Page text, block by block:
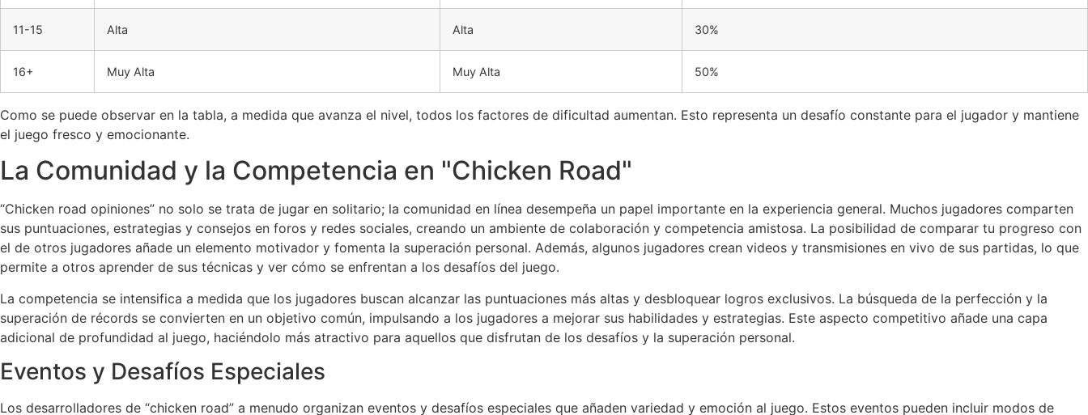
11-15 Alta Alta 30%
16+ Muy Alta Muy Alta 50%
Como se puede observar en la tabla, a medida que avanza el nivel, todos los factores de dificultad aumentan. Esto representa un desafío constante para el jugador y mantiene
el juego fresco y emocionante.
La Comunidad y la Competencia en "Chicken Road"
“Chicken road opiniones” no solo se trata de jugar en solitario; la comunidad en línea desempeña un papel importante en la experiencia general. Muchos jugadores comparten
sus puntuaciones, estrategias y consejos en foros y redes sociales, creando un ambiente de colaboración y competencia amistosa. La posibilidad de comparar tu progreso con
el de otros jugadores añade un elemento motivador y fomenta la superación personal. Además, algunos jugadores crean videos y transmisiones en vivo de sus partidas, lo que
permite a otros aprender de sus técnicas y ver cómo se enfrentan a los desafíos del juego.
La competencia se intensifica a medida que los jugadores buscan alcanzar las puntuaciones más altas y desbloquear logros exclusivos. La búsqueda de la perfección y la
superación de récords se convierten en un objetivo común, impulsando a los jugadores a mejorar sus habilidades y estrategias. Este aspecto competitivo añade una capa
adicional de profundidad al juego, haciéndolo más atractivo para aquellos que disfrutan de los desafíos y la superación personal.
Eventos y Desafíos Especiales
Los desarrolladores de “chicken road” a menudo organizan eventos y desafíos especiales que añaden variedad y emoción al juego. Estos eventos pueden incluir modos de